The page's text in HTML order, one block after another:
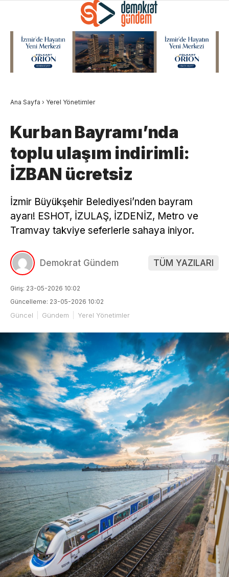
Ana Sayfa › Yerel Yönetimler
Kurban Bayramı’nda
toplu ulaşım indirimli:
İZBAN ücretsiz
İzmir Büyükşehir Belediyesi’nden bayram
ayarı! ESHOT, İZULAŞ, İZDENİZ, Metro ve
Tramvay takviye seferlerle sahaya iniyor.
Demokrat Gündem TÜM YAZILARI
Giriş: 23-05-2026 10:02
Güncelleme: 23-05-2026 10:02
Güncel Gündem Yerel Yönetimler